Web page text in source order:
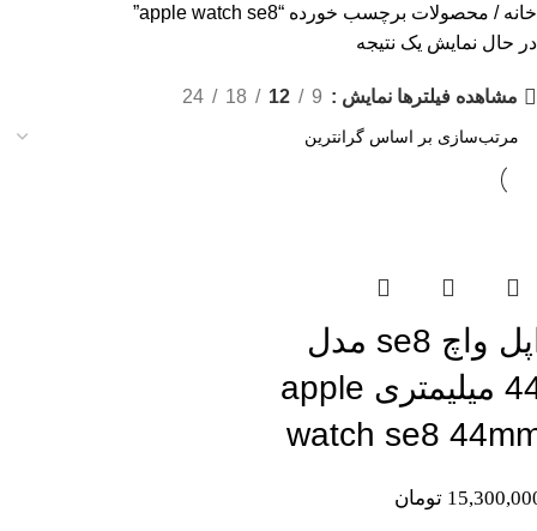
خانه محصولات برچسب خورده “apple watch se8”
در حال نمایش یک نتیجه
مشاهده فیلترها نمایش 9
12
18
24
اپل واچ se8 مدل
44 میلیمتری apple
watch se8
تومان